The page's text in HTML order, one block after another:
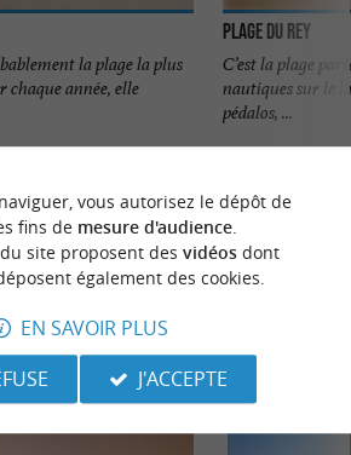
la plage la plus
chaque année, elle
Plage du Rey
C’est la plage
nautiques sur le
pédalos, ...
TESTÉPOUR VOUS
vous autorisez le dépôt de
fins de mesure d'audience.
site proposent des vidéosdont
également des cookies.
EN SAVOIR PLUS
J'ACCEPTE